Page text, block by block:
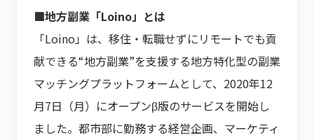
■地方副業「Loino」とは
「Loino」は、移住・転職せずにリモートでも貢
献できる“地方副業”を支援する地方特化型の副業
マッチングプラットフォームとして、2020年12
月7日（月）にオープンβ版のサービスを開始し
ました。都市部に勤務する経営企画、マーケティ